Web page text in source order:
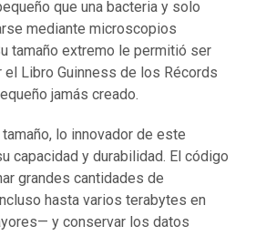
que una bacteria y solo
mediante microscopios
tamaño extremo le permitió ser
el Libro Guinness de los Récords
jamás creado.
lo innovador de este
capacidad y durabilidad. El código
grandes cantidades de
hasta varios terabytes en
y conservar los datos